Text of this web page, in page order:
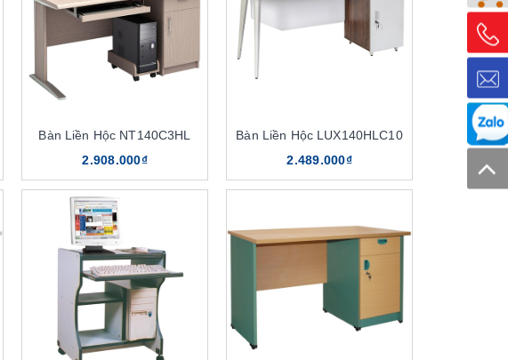
Bàn Liền Hộc NT140C3HL
2.908.000₫
Bàn Liền Hộc LUX140HLC10
2.489.000₫